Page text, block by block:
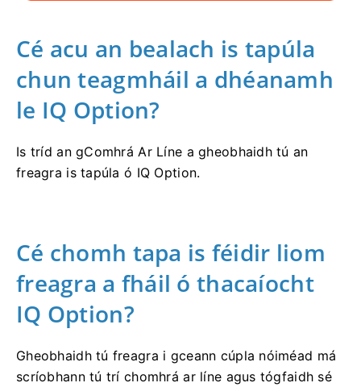
Cé acu an bealach is tapúla
chun teagmháil a dhéanamh
le IQ Option?
Is tríd an gComhrá Ar Líne a gheobhaidh tú an
freagra is tapúla ó IQ Option.
Cé chomh tapa is féidir liom
freagra a fháil ó thacaíocht
IQ Option?
Gheobhaidh tú freagra i gceann cúpla nóiméad má
scríobhann tú trí chomhrá ar líne agus tógfaidh sé